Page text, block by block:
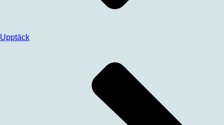
Upptäck